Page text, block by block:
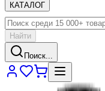
КАТАЛОГ
Найти
Поиск...